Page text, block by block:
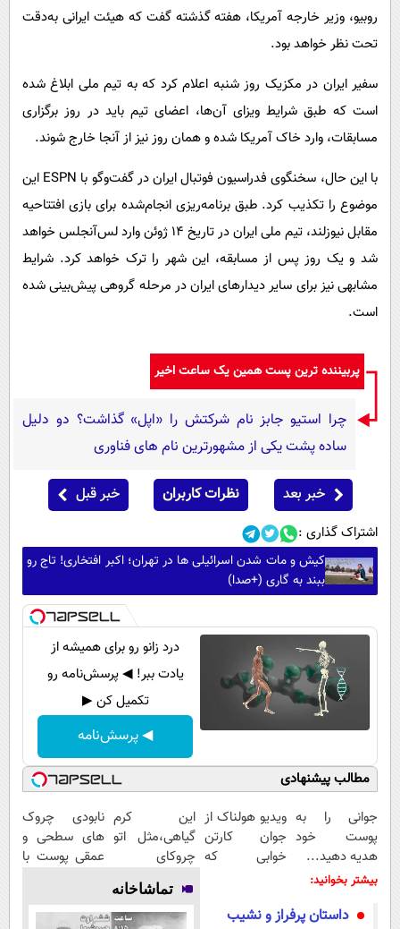
روبیو، وزیر خارجه آمریکا، هفته گذشته گفت که هیئت ایرانی به‌دقت
تحت نظر خواهد بود.
سفیر ایران در مکزیک روز شنبه اعلام کرد که به تیم ملی ابلاغ شده
است که طبق شرایط ویزای آن‌ها، اعضای تیم باید در روز برگزاری
مسابقات، وارد خاک آمریکا شده و همان روز نیز از آنجا خارج شوند.
با این حال، سخنگوی فدراسیون فوتبال ایران در گفت‌وگو با ESPN این
موضوع را تکذیب کرد. طبق برنامه‌ریزی انجام‌شده برای بازی افتتاحیه
مقابل نیوزلند، تیم ملی ایران در تاریخ ۱۴ ژوئن وارد لس‌آنجلس خواهد
شد و یک روز پس از مسابقه، این شهر را ترک خواهد کرد. شرایط
مشابهی نیز برای سایر دیدارهای ایران در مرحله گروهی پیش‌بینی شده
است.
پربیننده ترین پست همین یک ساعت اخیر
چرا استیو جابز نام شرکتش را «اپل» گذاشت؟ دو دلیل
ساده پشت یکی از مشهورترین نام های فناوری
خبر بعد نظرات کاربران خبر قبل
اشتراک گذاری :
کیش و مات شدن اسرائیلی ها در تهران؛ اکبر افتخاری! تاج رو
ببند به گاری (+صدا)
درد زانو رو برای همیشه از
یادت ببر! ◀ پرسش‌نامه رو
تکمیل کن ▶
◀ پرسش‌نامه
مطالب پیشنهادی
جوانی را به
پوست خود
هدیه دهید...
ویدیو هولناک از
جوان کارتن
خوابی که
این کرم
گیاهی،مثل اتو
چروکای
پوستتوصاف
میکنه!50%تخفیف
نابودی چروک
های سطحی و
عمقی پوست با
بیشتر بخوانید:
داستان پرفراز و نشیب
تماشاخانه